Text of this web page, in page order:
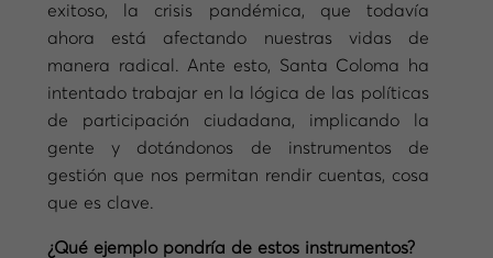
exitoso, la crisis pandémica, que todavía
ahora está afectando nuestras vidas de
manera radical. Ante esto, Santa Coloma ha
intentado trabajar en la lógica de las políticas
de participación ciudadana, implicando la
gente y dotándonos de instrumentos de
gestión que nos permitan rendir cuentas, cosa
que es clave.
¿Qué ejemplo pondría de estos instrumentos?